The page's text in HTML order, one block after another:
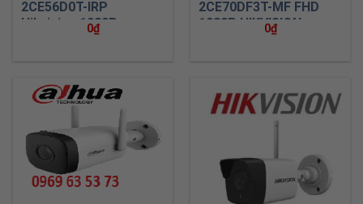
2CE56D0T-IRP
Hikvision 1080P
0₫
2CE70DF3T-MF FHD
1080P HIKVISION
0₫